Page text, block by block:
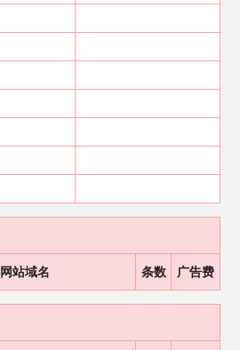
网站域名 条数 广告费